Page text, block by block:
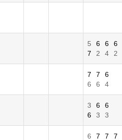
5 6 6
6
7
2 4 2
7 7
6
6
6 4
3 6
6
6
3 3
6 7 7
7